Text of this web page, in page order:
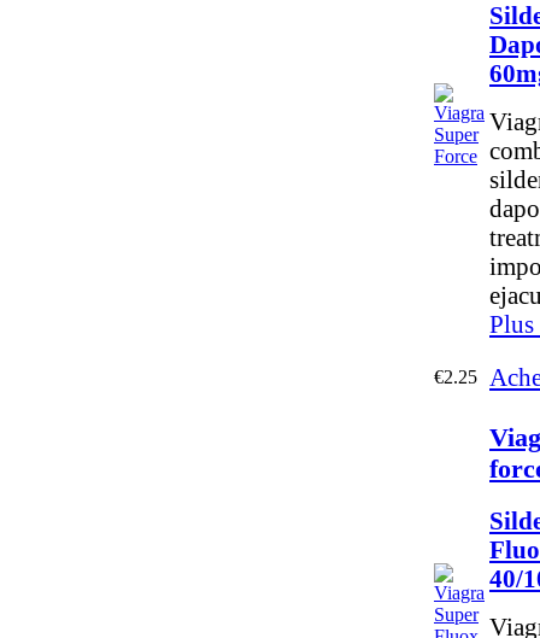
€2.25
40/